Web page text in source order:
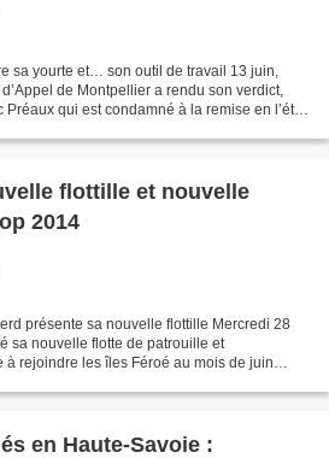
sa yourte et… son outil de travail 13 juin,
de Montpellier a rendu son verdict,
qui est condamné à la remise en l’état
flottille et nouvelle
campagne Grindstop 2014
présente sa nouvelle flottille Mercredi 28
sa nouvelle flotte de patrouille et
à rejoindre les îles Féroé au mois de juin
en Haute-Savoie :